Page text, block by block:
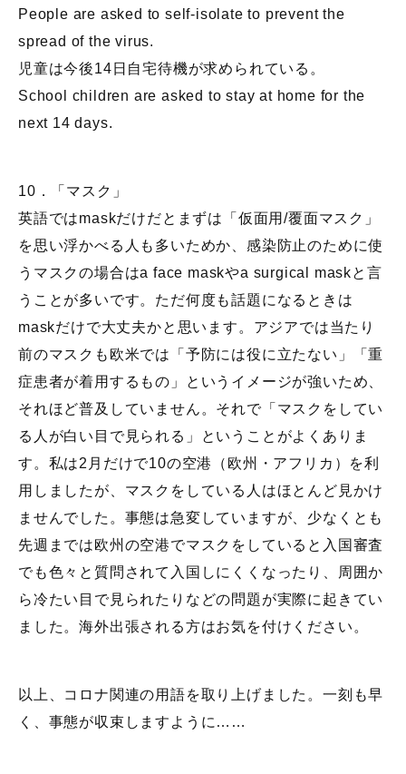
People are asked to self-isolate to prevent the
spread of the virus.
児童は今後14日自宅待機が求められている。
School children are asked to stay at home for the
next 14 days.
10．「マスク」
英語ではmaskだけだとまずは「仮面用/覆面マスク」
を思い浮かべる人も多いためか、感染防止のために使
うマスクの場合はa face maskやa surgical maskと言
うことが多いです。ただ何度も話題になるときは
maskだけで大丈夫かと思います。アジアでは当たり
前のマスクも欧米では「予防には役に立たない」「重
症患者が着用するもの」というイメージが強いため、
それほど普及していません。それで「マスクをしてい
る人が白い目で見られる」ということがよくありま
す。私は2月だけで10の空港（欧州・アフリカ）を利
用しましたが、マスクをしている人はほとんど見かけ
ませんでした。事態は急変していますが、少なくとも
先週までは欧州の空港でマスクをしていると入国審査
でも色々と質問されて入国しにくくなったり、周囲か
ら冷たい目で見られたりなどの問題が実際に起きてい
ました。海外出張される方はお気を付けください。
以上、コロナ関連の用語を取り上げました。一刻も早
く、事態が収束しますように……